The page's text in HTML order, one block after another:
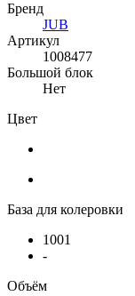
Бренд
JUB
Артикул
1008477
Большой блок
Нет
Цвет
База для колеровки
1001
-
Объём